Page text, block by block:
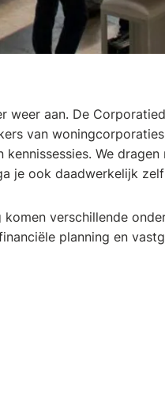
weer aan. De
van
We
je ook daadwerkelijk
verschillende
planning en